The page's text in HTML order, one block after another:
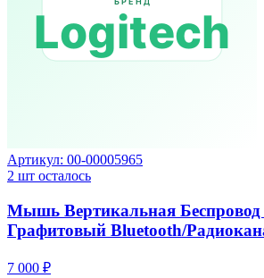
Артикул: 00-00005965
2 шт осталось
Мышь Вертикальная
Графитовый Bluetooth/
7 000 ₽